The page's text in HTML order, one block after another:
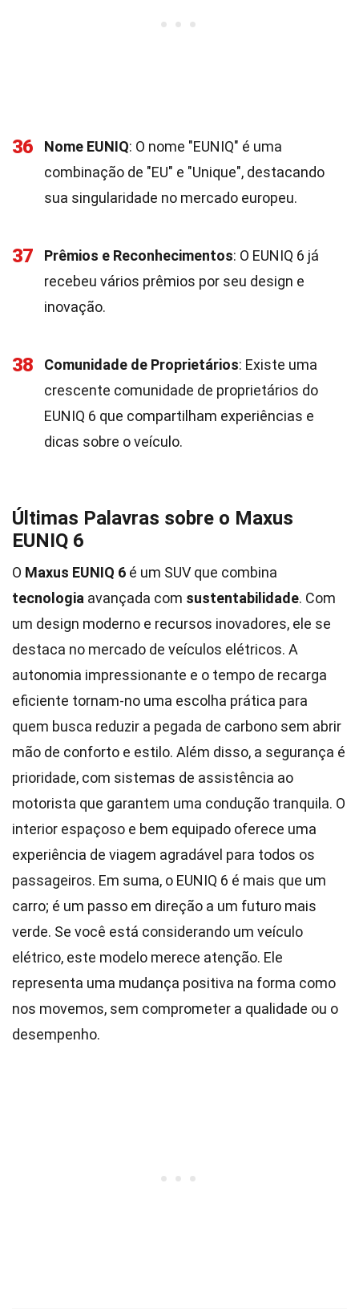
36 Nome EUNIQ: O nome "EUNIQ" é uma
combinação de "EU" e "Unique", destacando
sua singularidade no mercado europeu.
37 Prêmios e Reconhecimentos: O EUNIQ 6 já
recebeu vários prêmios por seu design e
inovação.
38 Comunidade de Proprietários: Existe uma
crescente comunidade de proprietários do
EUNIQ 6 que compartilham experiências e
dicas sobre o veículo.
Últimas Palavras sobre o Maxus
EUNIQ 6
O Maxus EUNIQ 6 é um SUV que combina
tecnologia avançada com sustentabilidade. Com
um design moderno e recursos inovadores, ele se
destaca no mercado de veículos elétricos. A
autonomia impressionante e o tempo de recarga
eficiente tornam-no uma escolha prática para
quem busca reduzir a pegada de carbono sem abrir
mão de conforto e estilo. Além disso, a segurança é
prioridade, com sistemas de assistência ao
motorista que garantem uma condução tranquila. O
interior espaçoso e bem equipado oferece uma
experiência de viagem agradável para todos os
passageiros. Em suma, o EUNIQ 6 é mais que um
carro; é um passo em direção a um futuro mais
verde. Se você está considerando um veículo
elétrico, este modelo merece atenção. Ele
representa uma mudança positiva na forma como
nos movemos, sem comprometer a qualidade ou o
desempenho.